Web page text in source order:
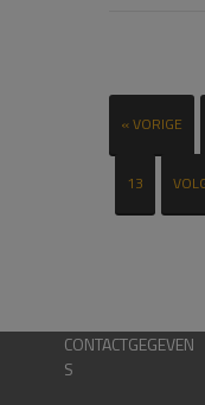
« VORIGE
13
CONTACTGEGEVEN
S